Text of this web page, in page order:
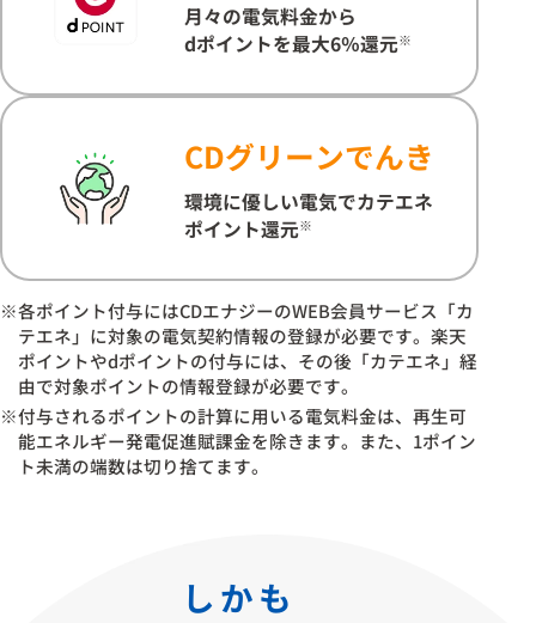
月々の電気料金から
dポイントを最大6％還元※
CDグリーンでんき
環境に優しい電気でカテエネ
ポイント還元※
※各ポイント付与にはCDエナジーのWEB会員サービス「カ
テエネ」に対象の電気契約情報の登録が必要です。楽天
ポイントやdポイントの付与には、その後「カテエネ」経
由で対象ポイントの情報登録が必要です。
※付与されるポイントの計算に用いる電気料金は、再生可
能エネルギー発電促進賦課金を除きます。また、1ポイン
ト未満の端数は切り捨てます。
しかも